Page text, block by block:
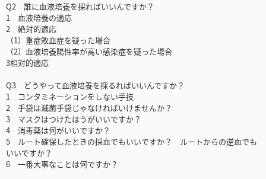
Q2 誰に血液培養を採ればいいんですか？
1 血液培養の適応
2 絶対的適応
（1）重症敗血症を疑った場合
（2）血液培養陽性率が高い感染症を疑った場合
3相対的適応
Q3 どうやって血液培養を採るればいいんですか？
1 コンタミネーションをしない手技
2 手袋は滅菌手袋じゃなければいけませんか？
3 マスクはつけたほうがいいですか？
4 消毒薬は何がいいですか？
5 ルート確保したときの採血でもいいですか？ ルートからの逆血でも
いいですか？
6 一番大事なことは何ですか？